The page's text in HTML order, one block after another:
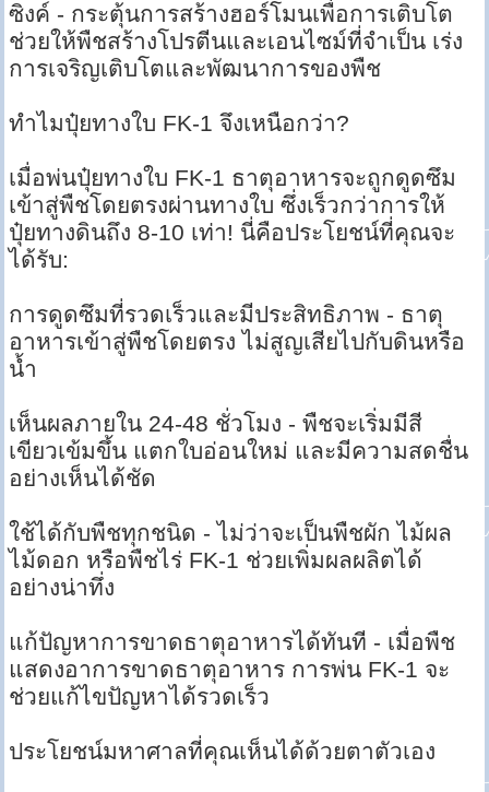
ซิงค์ - กระตุ้นการสร้างฮอร์โมนเพื่อการเติบโต
ช่วยให้พืชสร้างโปรตีนและเอนไซม์ที่จำเป็น เร่ง
การเจริญเติบโตและพัฒนาการของพืช
ทำไมปุ๋ยทางใบ FK-1 จึงเหนือกว่า?
เมื่อพ่นปุ๋ยทางใบ FK-1 ธาตุอาหารจะถูกดูดซึม
เข้าสู่พืชโดยตรงผ่านทางใบ ซึ่งเร็วกว่าการให้
ปุ๋ยทางดินถึง 8-10 เท่า! นี่คือประโยชน์ที่คุณจะ
ได้รับ:
การดูดซึมที่รวดเร็วและมีประสิทธิภาพ - ธาตุ
อาหารเข้าสู่พืชโดยตรง ไม่สูญเสียไปกับดินหรือ
น้ำ
เห็นผลภายใน 24-48 ชั่วโมง - พืชจะเริ่มมีสี
เขียวเข้มขึ้น แตกใบอ่อนใหม่ และมีความสดชื่น
อย่างเห็นได้ชัด
ใช้ได้กับพืชทุกชนิด - ไม่ว่าจะเป็นพืชผัก ไม้ผล
ไม้ดอก หรือพืชไร่ FK-1 ช่วยเพิ่มผลผลิตได้
อย่างน่าทึ่ง
แก้ปัญหาการขาดธาตุอาหารได้ทันที - เมื่อพืช
แสดงอาการขาดธาตุอาหาร การพ่น FK-1 จะ
ช่วยแก้ไขปัญหาได้รวดเร็ว
ประโยชน์มหาศาลที่คุณเห็นได้ด้วยตาตัวเอง